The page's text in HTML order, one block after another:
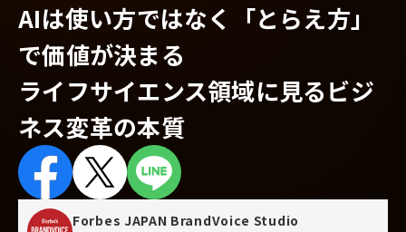
AIは使い方ではなく「とらえ方」
で価値が決まる
ライフサイエンス領域に見るビジ
ネス変革の本質
Forbes JAPAN BrandVoice Studio